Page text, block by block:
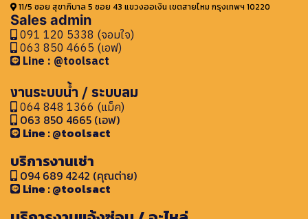
11/5 ซอย สุขาภิบาล 5 ซอย 43 แขวงออเงิน เขตสายไหม กรุงเทพฯ 10220
Sales admin
091 120 5338 (จอมใจ)
063 850 4665 (เอฟ)
Line : @toolsact
งานระบบน้ำ / ระบบลม
064 848 1366 (แม็ค)
063 850 4665 (เอฟ)
Line : @toolsact
บริการงานเช่า
094 689 4242 (คุณต่าย)
Line : @toolsact